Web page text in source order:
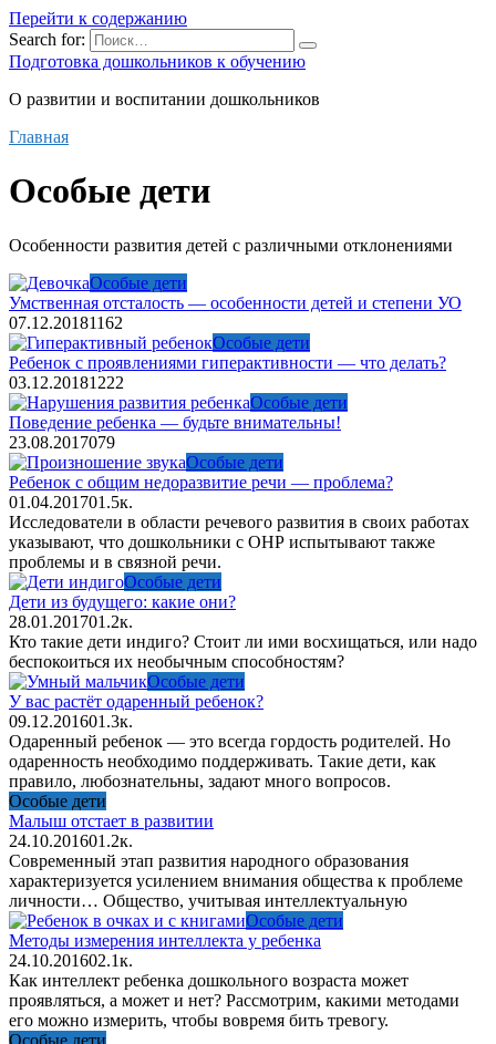
Перейти к содержанию
Search for:
Подготовка дошкольников к обучению
О развитии и воспитании дошкольников
Главная
Особые дети
Особенности развития детей с различными отклонениями
Особые дети
Умственная отсталость — особенности детей и степени УО
07.12.20181162
Особые дети
Ребенок с проявлениями гиперактивности — что делать?
03.12.20181 222
Особые дети
Поведение ребенка — будьте внимательны!
23.08.2017079
Особые дети
Ребенок с общим недоразвитие речи — проблема?
01.04.201701.5к.
Исследователи в области речевого развития в своих работах
указывают, что дошкольники с ОНР испытывают также
проблемы и в связной речи.
Особые дети
Дети из будущего: какие они?
28.01.201701.2к.
Кто такие дети индиго? Стоит ли ими восхищаться, или надо
беспокоиться их необычным способностям?
Особые дети
У вас растёт одаренный ребенок?
09.12.201601.3к.
Одаренный ребенок — это всегда гордость родителей. Но
одаренность необходимо поддерживать. Такие дети, как
правило, любознательны, задают много вопросов.
Особые дети
Малыш отстает в развитии
24.10.201601.2к.
Современный этап развития народного образования
характеризуется усилением внимания общества к проблеме
личности… Общество, учитывая интеллектуальную
Особые дети
Методы измерения интеллекта у ребенка
24.10.201602.1к.
Как интеллект ребенка дошкольного возраста может
проявляться, а может и нет? Рассмотрим, какими методами
его можно измерить, чтобы вовремя бить тревогу.
Особые дети